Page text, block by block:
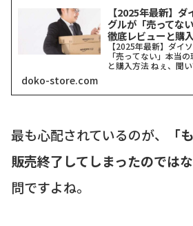
【2025年最新】
グルが「売ってな
徹底レビューと購
【2025年最新】ダイ
「売ってない」本当
と購入方法 ねぇ、聞
グル、どこにも売っ
のアナタ、同じ気持
ね？一時期、...
doko-store.com
最も心配されているのが、
「
販売終了してしまったのではな
問ですよね。